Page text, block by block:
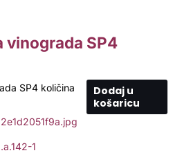
vinograda SP4
SP4 količina
Dodaj u
košaricu
1